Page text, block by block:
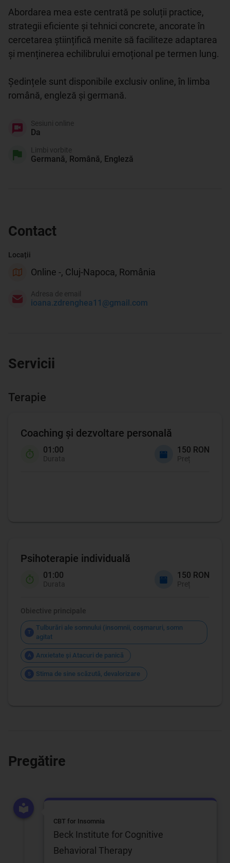
Abordarea mea este centrată pe soluții practice,
strategii eficiente și tehnici concrete, ancorate în
cercetarea științifică menite să faciliteze adaptarea
și menținerea echilibrului emoțional pe termen lung.
Ședințele sunt disponibile exclusiv online, în limba
română, engleză și germană.
Da
Sesiuni online
Germană, Română, Engleză
Limbi vorbite
Contact
Locații
Online -, Cluj-Napoca, România
ioana.zdrenghea11@gmail.com
Adresa de email
Servicii
Terapie
Coaching şi dezvoltare personală
01:00
Durata
150 RON
Preț
Psihoterapie individuală
01:00
Durata
150 RON
Preț
Obiective principale
T
Tulburări ale somnului (insomnii, coşmaruri, somn
agitat
A Anxietate şi Atacuri de panică
S Stima de sine scăzută, devalorizare
Pregătire
CBT for Insomnia
Beck Institute for Cognitive
Behavioral Therapy